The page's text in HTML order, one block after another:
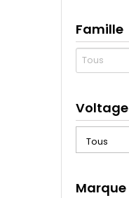
Famille
Voltage
Marque